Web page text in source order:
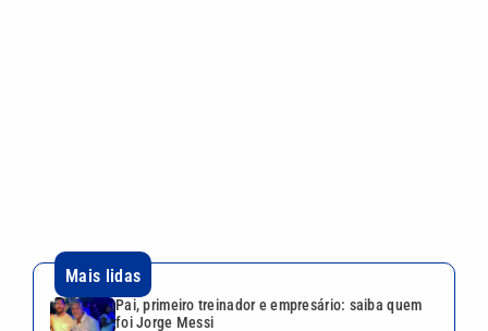
ABIH-SP promove encontro no Guarujá sobre
desafios da hotelaria